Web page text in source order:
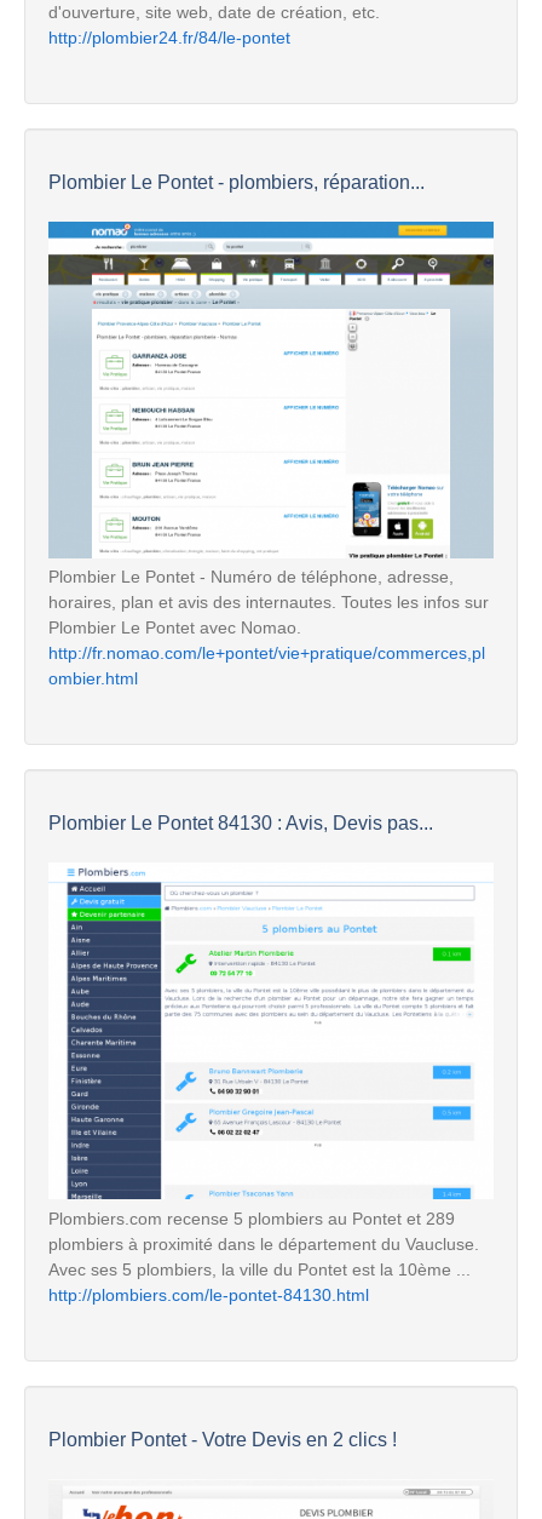
d'ouverture, site web, date de création, etc.
http://plombier24.fr/84/le-pontet
Plombier Le Pontet - plombiers, réparation...
Plombier Le Pontet - Numéro de téléphone, adresse,
horaires, plan et avis des internautes. Toutes les infos sur
Plombier Le Pontet avec Nomao.
http://fr.nomao.com/le+pontet/vie+pratique/commerces,pl
ombier.html
Plombier Le Pontet 84130 : Avis, Devis pas...
Plombiers.com recense 5 plombiers au Pontet et 289
plombiers à proximité dans le département du Vaucluse.
Avec ses 5 plombiers, la ville du Pontet est la 10ème ...
http://plombiers.com/le-pontet-84130.html
Plombier Pontet - Votre Devis en 2 clics !